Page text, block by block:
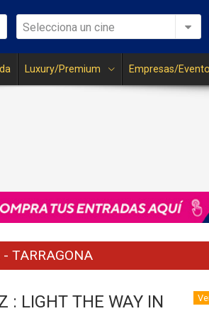
Selecciona un cine
Luxury/Premium Empresas/
- TARRAGONA
: LIGHT THE WAY IN